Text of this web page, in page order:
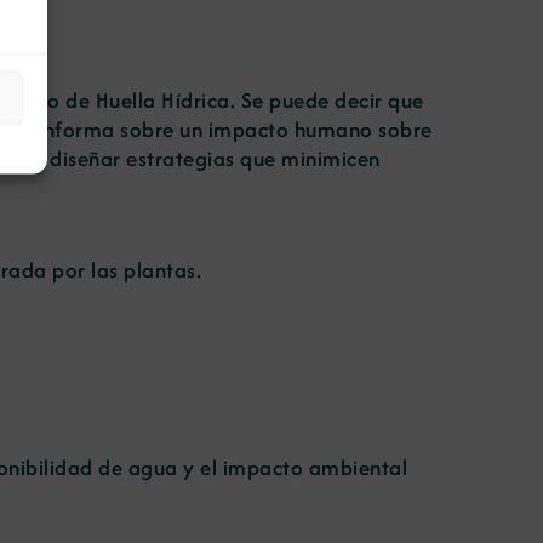
de Huella Hídrica. Se puede decir que
informa sobre un impacto humano sobre
diseñar estrategias que minimicen
por las plantas.
de agua y el impacto ambiental